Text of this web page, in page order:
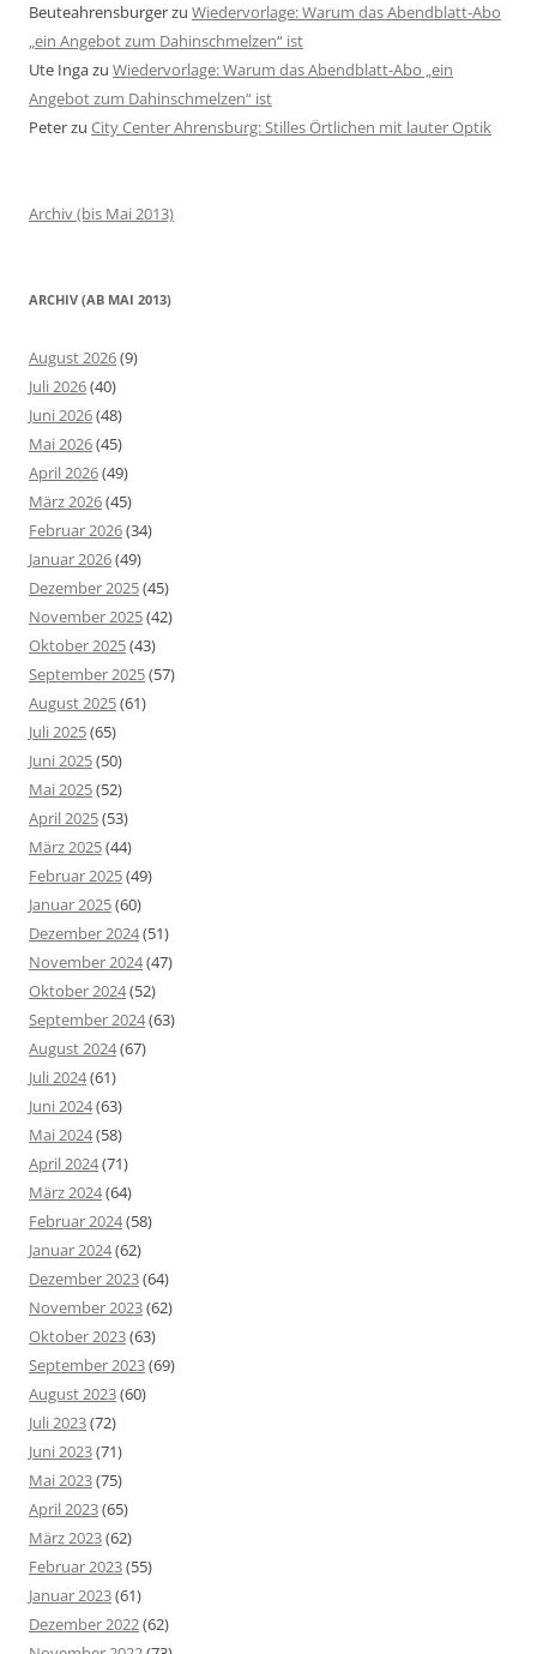
Beuteahrensburgerzu Wiedervorlage: Warum das Abendblatt-Abo
„ein Angebot zum Dahinschmelzen“ ist
Ute Ingazu Wiedervorlage: Warum das Abendblatt-Abo „ein
Angebot zum Dahinschmelzen“ ist
Peterzu City Center Ahrensburg: Stilles Örtlichen mit lauter Optik
Archiv (bis Mai 2013)
ARCHIV (AB MAI 2013)
August 2026(9)
Juli 2026(40)
Juni 2026(48)
Mai 2026(45)
April 2026(49)
März 2026(45)
Februar 2026(34)
Januar 2026(49)
Dezember 2025(45)
November 2025(42)
Oktober 2025(43)
September 2025(57)
August 2025(61)
Juli 2025(65)
Juni 2025(50)
Mai 2025(52)
April 2025(53)
März 2025(44)
Februar 2025(49)
Januar 2025(60)
Dezember 2024(51)
November 2024(47)
Oktober 2024(52)
September 2024(63)
August 2024(67)
Juli 2024(61)
Juni 2024(63)
Mai 2024(58)
April 2024(71)
März 2024(64)
Februar 2024(58)
Januar 2024(62)
Dezember 2023(64)
November 2023(62)
Oktober 2023(63)
September 2023(69)
August 2023(60)
Juli 2023(72)
Juni 2023(71)
Mai 2023(75)
April 2023(65)
März 2023(62)
Februar 2023(55)
Januar 2023(61)
Dezember 2022(62)